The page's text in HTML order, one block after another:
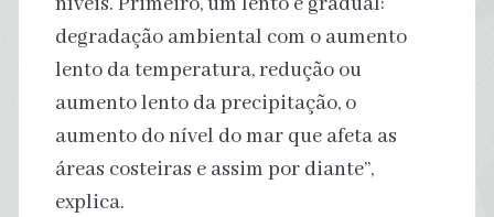
degradação ambiental com o aumento
lento da temperatura, redução ou
aumento lento da precipitação, o
aumento do nível do mar que afeta as
áreas costeiras e assim por diante”,
explica.